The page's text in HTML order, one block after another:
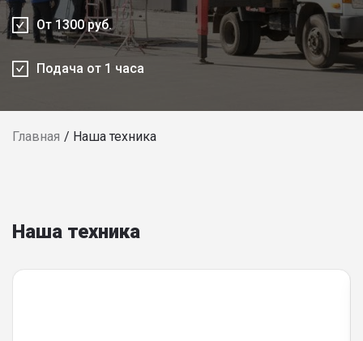
От 1300 руб.
Подача от 1 часа
Главная Наша техника
Наша техника